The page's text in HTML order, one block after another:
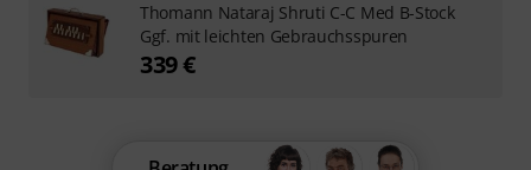
Thomann Nataraj Shruti C-C Med B-Stock
Ggf. mit leichten Gebrauchsspuren
339 €